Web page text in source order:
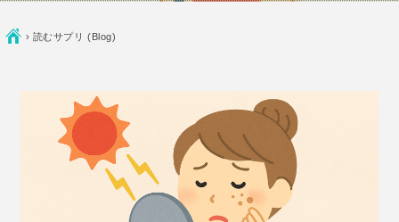
Ç › 読むサプリ (Blog)